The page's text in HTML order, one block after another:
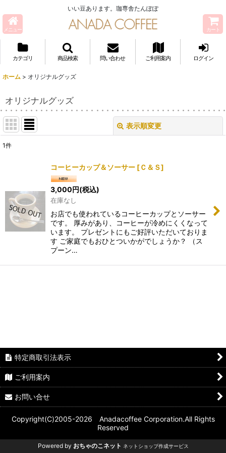
いい豆あります。珈専舎たんぽぽ
メニュー カート
カテゴリ 商品検索 問い合わせ ご利用案内 ログイン
ホーム > オリジナルグッズ
オリジナルグッズ
表示順変更
絞り込む
1件
コーヒーカップ＆ソーサー [Ｃ＆Ｓ]
3,000円(税込)
在庫なし
お店でも使われているコーヒーカップとソーサー
です。 厚みがあり、コーヒーが冷めにくくなって
います。 プレゼントにもご好評いただいておりま
す ご家庭でもおひとついかがでしょうか？ （ス
プーン…
特定商取引法表示
ご利用案内
お問い合せ
Copyright(C)2005-2026 Anadacoffee Corporation.All Rights
Reserved
Powered by おちゃのこネット ネットショップ作成サービス